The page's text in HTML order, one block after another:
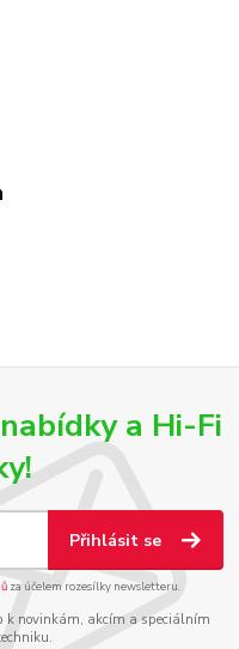
a Hi-Fi
Přihlásit se
za účelem rozesílky newsletteru.
k novinkám, akcím a speciálním